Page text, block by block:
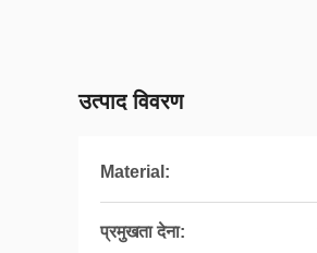
उत्पाद विवरण
Material:
प्रमुखता देना: